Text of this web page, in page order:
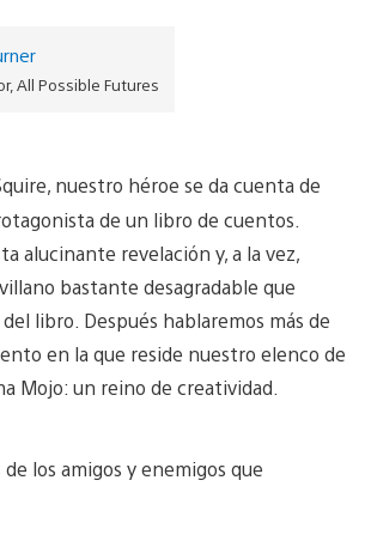
All Possible Futures
nuestro héroe se da cuenta de
de un libro de cuentos.
alucinante revelación y, a la vez,
bastante desagradable que
libro. Después hablaremos más de
en la que reside nuestro elenco de
Mojo: un reino de creatividad.
los amigos y enemigos que